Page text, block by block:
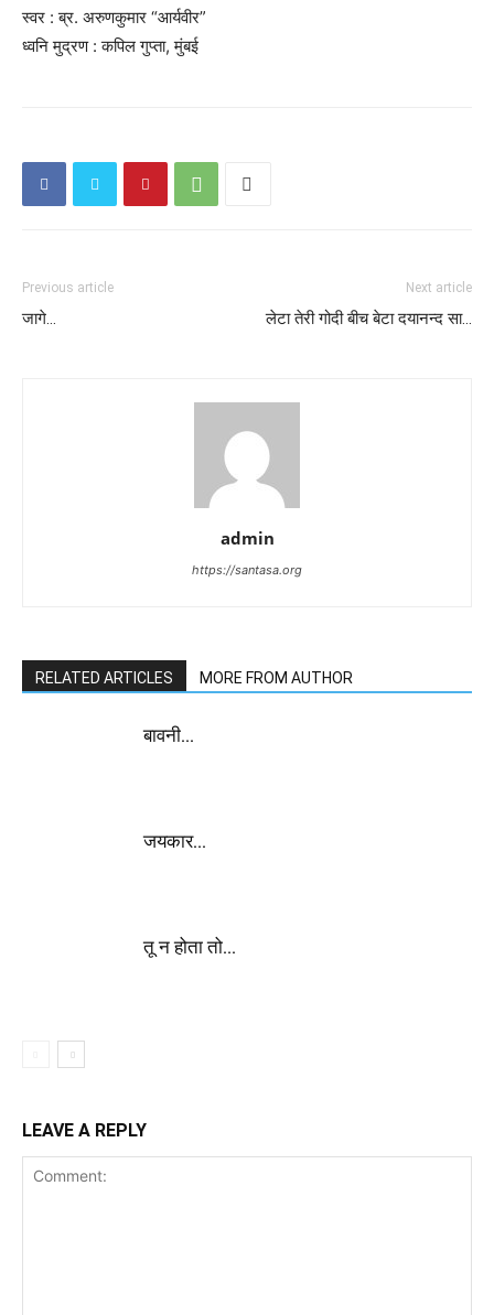
स्वर : ब्र. अरुणकुमार “आर्यवीर”
ध्वनि मुद्रण : कपिल गुप्ता, मुंबई
Previous article
जागे…
Next article
लेटा तेरी गोदी बीच बेटा दयानन्द सा…
admin
https://santasa.org
RELATED ARTICLES MORE FROM AUTHOR
बावनी…
जयकार…
तू न होता तो…
LEAVE A REPLY